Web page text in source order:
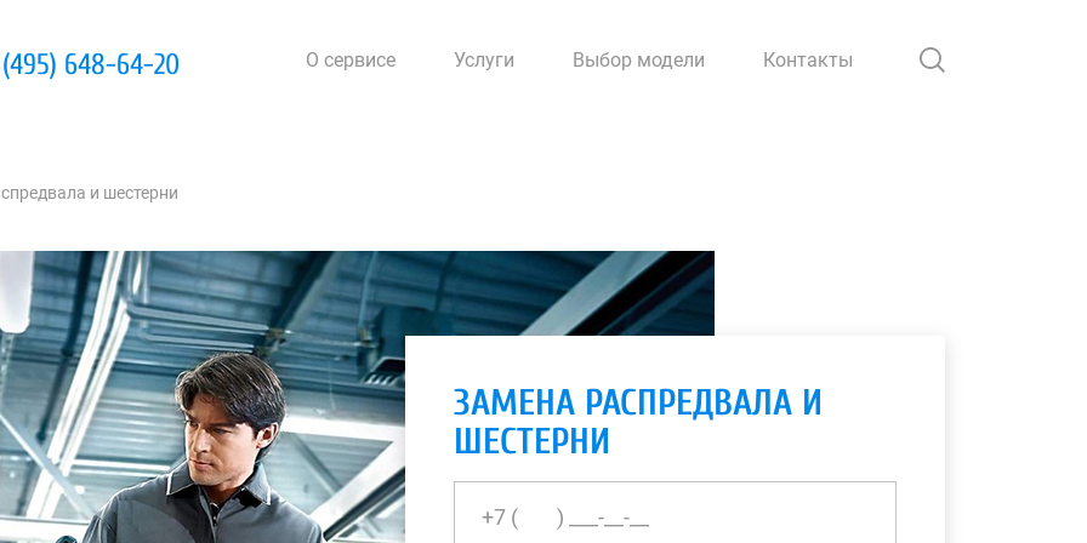
648-64-20 О сервисе Услуги Выбор модели Контакты
и шестерни
ЗАМЕНА РАСПРЕДВАЛА И
ШЕСТЕРНИ